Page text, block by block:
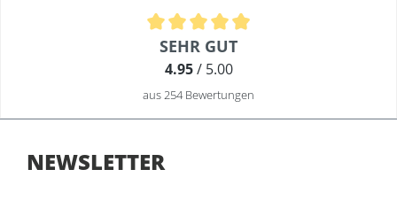
Durchschnittliche Bewertung von 4.9 von 5 Sternen
SEHR GUT
4.95/ 5.00
aus 254 Bewertungen
NEWSLETTER